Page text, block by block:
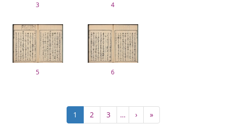
3 4
5 6
Current
page
1 Page
2 Page
3 …
Next
page
›
Last
page
»